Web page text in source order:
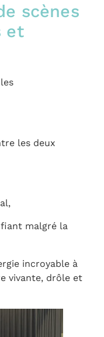
scènes
et
les deux
malgré la
incroyable à
vivante, drôle et